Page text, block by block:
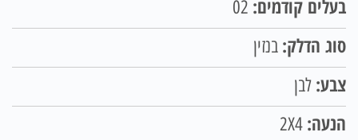
בעלים קודמים:
סוג הדלק: בנזין
צבע: לבן
הנעה: